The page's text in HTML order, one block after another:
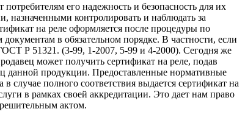
его надежность и безопасность для их
контролировать и наблюдать за
на реле оформляется после процедуры по
в обязательном порядке. В частности, если
Р 51321. (3-99, 1-2007, 5-99 и 4-2000). Сегодня же
может получить сертификат на реле, подав
данной продукции. Предоставленные нормативные
полного соответствия выдается сертификат на
в рамках своей аккредитации. Это дает нам право
актом.